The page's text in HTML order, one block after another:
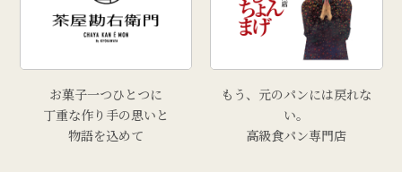
お菓子一つひとつに
丁重な作り手の思いと
物語を込めて
もう、元のパンには戻れな
い。
高級食パン専門店